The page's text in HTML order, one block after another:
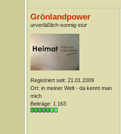
Grönlandpower
urverläßlich-sonnig-stur
Registriert seit: 21.01.2009
Ort: in meiner Welt - da kennt man
mich
Beiträge: 1.163